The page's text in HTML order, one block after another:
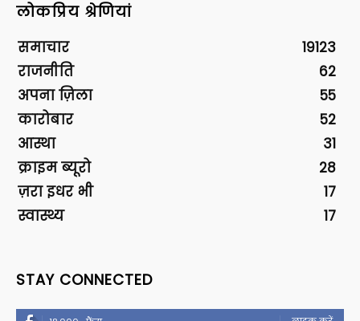
लोकप्रिय श्रेणियां
समाचार
19123
राजनीति
62
अपना ज़िला
55
कारोबार
52
आस्था
31
क्राइम ब्यूरो
28
ज़रा इधर भी
17
स्वास्थ्य
17
STAY CONNECTED